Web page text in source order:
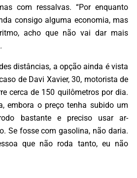
com ressalvas. “Por enquanto
consigo alguma economia, mas
acho que não vai dar mais
distâncias, a opção ainda é vista
de Davi Xavier, 30, motorista de
cerca de 150 quilômetros por dia.
embora o preço tenha subido um
bastante e preciso usar ar-
Se fosse com gasolina, não daria.
que não roda tanto, eu não